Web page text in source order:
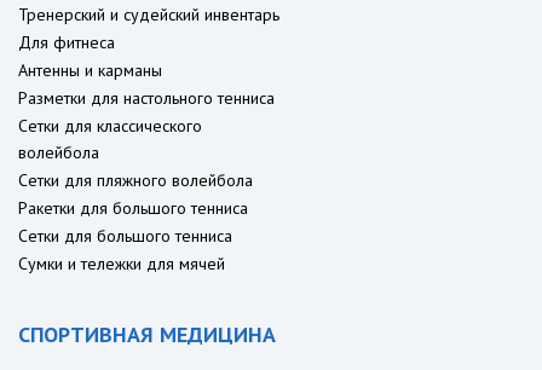
Тренерский и судейский инвентарь
Для фитнеса
Антенны и карманы
Разметки для настольного тенниса
Сетки для классического
волейбола
Сетки для пляжного волейбола
Ракетки для большого тенниса
Сетки для большого тенниса
Сумки и тележки для мячей
СПОРТИВНАЯ МЕДИЦИНА